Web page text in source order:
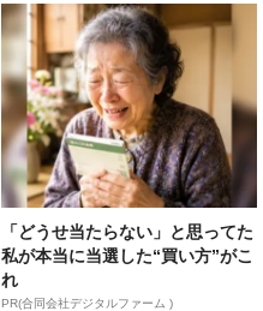
「どうせ当たらない」と思ってた
私が本当に当選した“買い方”がこ
れ
PR(合同会社デジタルファーム )